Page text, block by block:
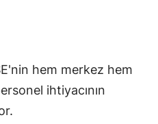
hem merkez hem
ihtiyacının